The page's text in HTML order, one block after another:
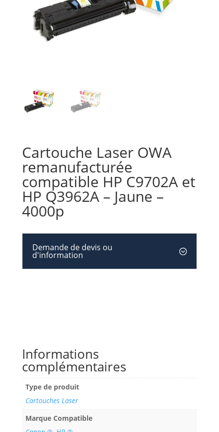
Cartouche Laser OWA
remanufacturée
compatible HP C9702A et
HP Q3962A – Jaune –
4000p
Demande de devis ou
d'information
Informations
complémentaires
Type de produit
Cartouches Laser
Marque Compatible